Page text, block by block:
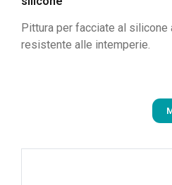
Pittura per facciate al
resistente alle intemperie.